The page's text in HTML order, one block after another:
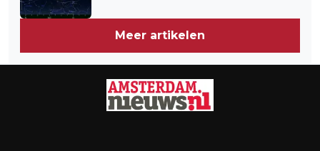
Meer artikelen